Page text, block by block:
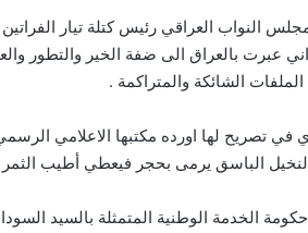
النواب العراقي رئيس كتلة تيار
عبرت بالعراق الى ضفة الخير والتطور
الشائكة والمتراكمة .
في تصريح لها اورده مكتبها الاعلامي
الباسق يرمى بحجر فيعطي أطيب الثمر
الخدمة الوطنية المتمثلة بالسيد